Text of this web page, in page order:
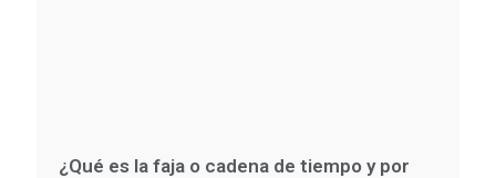
¿Qué es la faja o cadena de tiempo y por